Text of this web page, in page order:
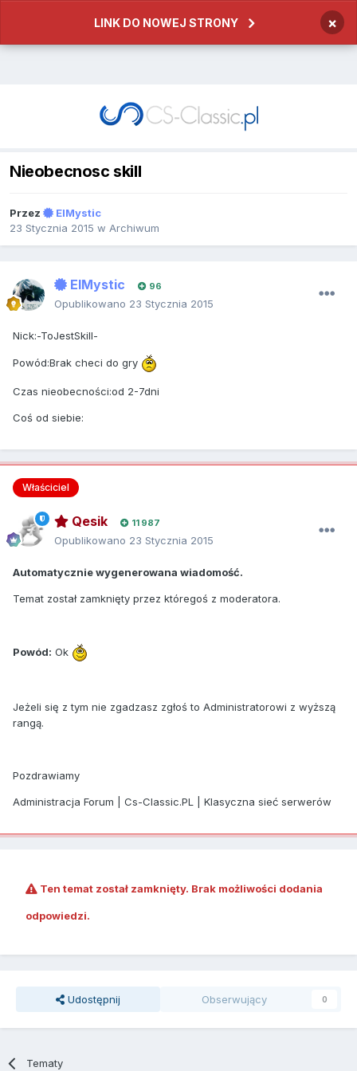
LINK DO NOWEJ STRONY ×
Nieobecnosc skill
Przez
ElMystic
23 Stycznia 2015 w Archiwum
ElMystic 96
Opublikowano 23 Stycznia 2015
Nick:-ToJestSkill-
Powód:Brak checi do gry
Czas nieobecności:od 2-7dni
Coś od siebie:
Właściciel
Qesik 11 987
Opublikowano 23 Stycznia 2015
Automatycznie wygenerowana wiadomość.
Temat został zamknięty przez któregoś z moderatora.
Powód: Ok
Jeżeli się z tym nie zgadzasz zgłoś to Administratorowi z wyższą
rangą.
Pozdrawiamy
Administracja Forum | Cs-Classic.PL | Klasyczna sieć serwerów
Ten temat został zamknięty. Brak możliwości dodania
odpowiedzi.
Udostępnij Obserwujący 0
Tematy